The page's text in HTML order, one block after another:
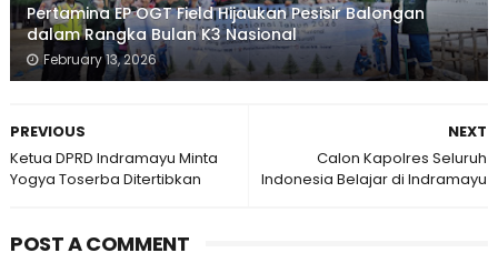
Pertamina EP OGT Field Hijaukan Pesisir Balongan
dalam Rangka Bulan K3 Nasional
February 13, 2026
NEXT
Calon Kapolres Seluruh
Indonesia Belajar di Indramayu
PREVIOUS
Ketua DPRD Indramayu Minta
Yogya Toserba Ditertibkan
POST A COMMENT